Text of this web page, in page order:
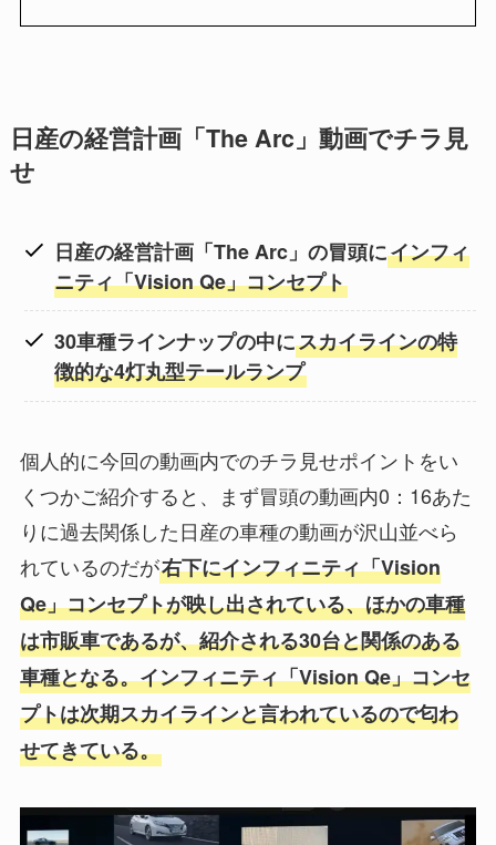
日産の経営計画「The Arc」動画でチラ見
せ
日産の経営計画「The Arc」の冒頭にインフィ
ニティ「Vision Qe」コンセプト
30車種ラインナップの中にスカイラインの特
徴的な4灯丸型テールランプ
個人的に今回の動画内でのチラ見せポイントをい
くつかご紹介すると、まず冒頭の動画内0：16あた
りに過去関係した日産の車種の動画が沢山並べら
れているのだが右下にインフィニティ「Vision
Qe」コンセプトが映し出されている、ほかの車種
は市販車であるが、紹介される30台と関係のある
車種となる。インフィニティ「Vision Qe」コンセ
プトは次期スカイラインと言われているので匂わ
せてきている。